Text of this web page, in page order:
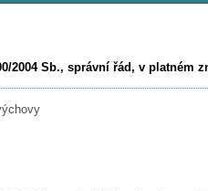
2004 Sb., správní řád, v platném